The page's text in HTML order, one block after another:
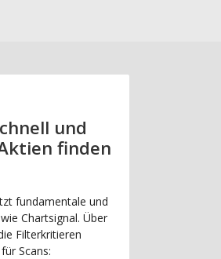
und
finden
fundamentale und
Chartsignal. Über
Filterkritieren
Scans: